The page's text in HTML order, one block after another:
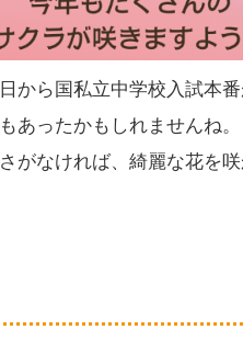
から国私立中学校入試本
あったかもしれませんね
がなければ、綺麗な花を